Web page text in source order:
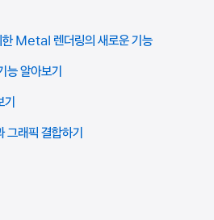
한 Metal 렌더링의 새로운 기능
알아보기
래픽 결합하기